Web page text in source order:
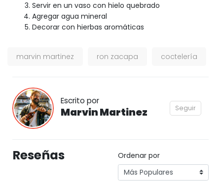
Servir en un vaso con hielo quebrado
Agregar agua mineral
Decorar con hierbas aromáticas
marvin martinez ron zacapa coctelería
Escrito por
Marvin Martinez Seguir
Reseñas Ordenar por